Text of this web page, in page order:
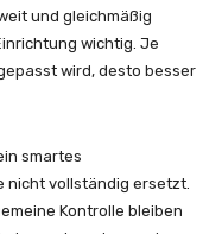
und gleichmäßig
wichtig. Je
wird, desto besser
smartes
nicht vollständig ersetzt.
Kontrolle bleiben